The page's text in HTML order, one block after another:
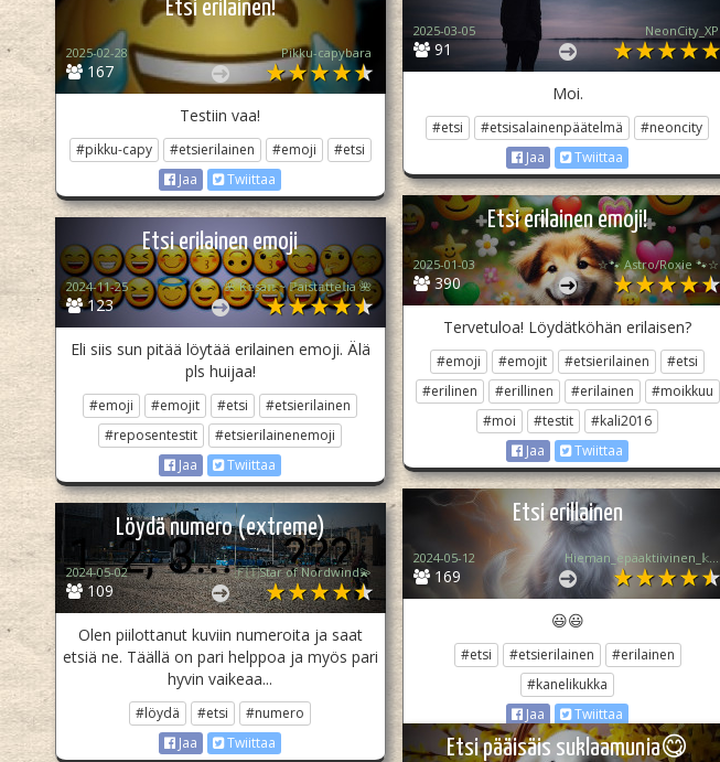
91
2025-03-05 NeonCity_XP
Moi.
#etsi #etsisalainenpäätelmä
#neoncity
Jaa
Twiittaa
Etsi erilainen!
167
2025-02-28 Pikku-capybara
Testiin vaa!
#pikku-capy #etsierilainen #emoji
#etsi
Jaa
Twiittaa
Etsi erilainen emoji!
390
2025-01-03 ☆🐾 Astro/Roxie 🐾☆
Tervetuloa! Löydätköhän erilaisen?
#emoji #emojit #etsierilainen
#etsi
#erilinen
#erillinen #erilainen
#moikkuu
#moi
#testit
#kali2016
Jaa
Twiittaa
Etsi erilainen emoji
123
2024-11-25 🌺 K𝕖sä𝕟 ~ ℙaist𝕒tte𝕝ia 🌺
Eli siis sun pitää löytää erilainen emoji. Älä
pls huijaa!
#emoji #emojit #etsi
#etsierilainen
#reposentestit
#etsierilainenemoji
Jaa
Twiittaa
Etsi erillainen
169
2024-05-12 Hieman_epäaktiivinen_𝕜𝕒𝕟𝕖𝕝𝕚
😃😃
#etsi #etsierilainen
#erilainen
#kanelikukka
Jaa
Twiittaa
Löydä numero (extreme)
109
2024-05-02 🇫🇮Star of Nordwind💫
Olen piilottanut kuviin numeroita ja saat
etsiä ne. Täällä on pari helppoa ja myös pari
hyvin vaikeaa...
#löydä #etsi
#numero
Jaa
Twiittaa Etsi pääisäis suklaamunia😋